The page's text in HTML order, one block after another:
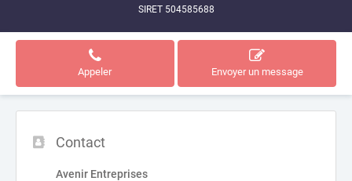
SIRET 504585688
Appeler Envoyer un message
Contact
Avenir Entreprises